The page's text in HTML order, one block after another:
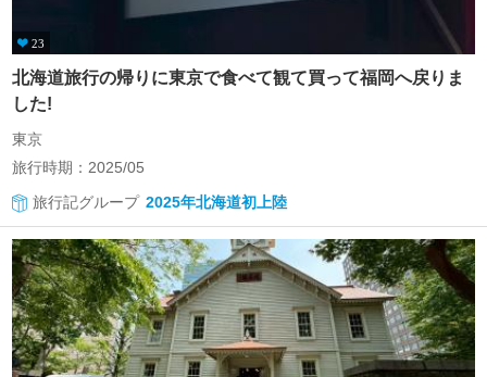
23
北海道旅行の帰りに東京で食べて観て買って福岡へ戻りま
した!
東京
旅行時期：2025/05
旅行記グループ 2025年北海道初上陸